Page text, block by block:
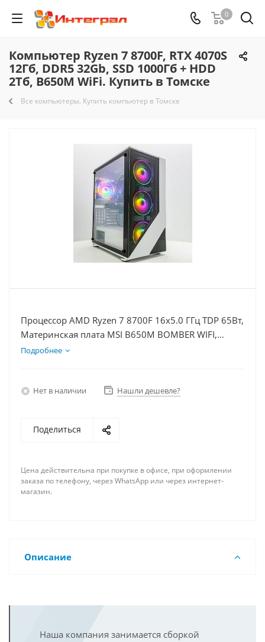
0
Компьютер Ryzen 7 8700F, RTX 4070S
12Гб, DDR5 32Gb, SSD 1000Гб + HDD
2Тб, B650M WiFi. Купить в Томске
Все компьютеры. Купить компьютер в Томске
Процессор AMD Ryzen 7 8700F 16x5.0 ГГц TDP 65Вт,
Материнская плата MSI B650M BOMBER WIFI,
Видеокарта RTX 4070S 12Гб, Память DDR5 32Gb,
Подробнее
Нет в наличии Нашли дешевле?
Поделиться
Цена действительна при покупке в офисе, при оформлении
заказа по телефону, через WhatsApp или через интернет-
магазин.
Описание
Наша компания занимается сборкой